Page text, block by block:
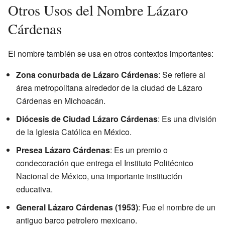
Otros Usos del Nombre Lázaro
Cárdenas
El nombre también se usa en otros contextos importantes:
Zona conurbada de Lázaro Cárdenas: Se refiere al
área metropolitana alrededor de la ciudad de Lázaro
Cárdenas en Michoacán.
Diócesis de Ciudad Lázaro Cárdenas: Es una división
de la Iglesia Católica en México.
Presea Lázaro Cárdenas: Es un premio o
condecoración que entrega el Instituto Politécnico
Nacional de México, una importante institución
educativa.
General Lázaro Cárdenas (1953): Fue el nombre de un
antiguo barco petrolero mexicano.